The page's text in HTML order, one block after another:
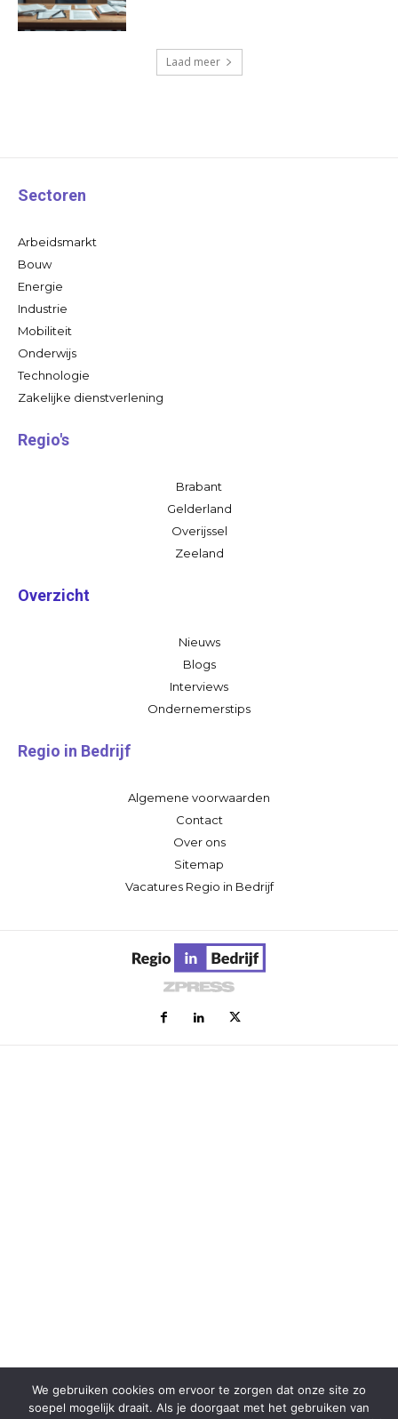
Laad meer
Sectoren
Arbeidsmarkt
Bouw
Energie
Industrie
Mobiliteit
Onderwijs
Technologie
Zakelijke dienstverlening
Regio's
Brabant
Gelderland
Overijssel
Zeeland
Overzicht
Nieuws
Blogs
Interviews
Ondernemerstips
Regio in Bedrijf
Algemene voorwaarden
Contact
Over ons
Sitemap
Vacatures Regio in Bedrijf
We gebruiken cookies om ervoor te zorgen dat onze site zo
soepel mogelijk draait. Als je doorgaat met het gebruiken van